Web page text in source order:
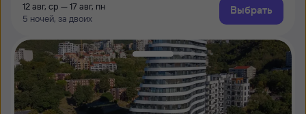
12 авг, ср — 17 авг, пн
5 ночей, за двоих
Выбрать